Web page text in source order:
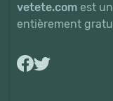
vetete.com est
entièrement